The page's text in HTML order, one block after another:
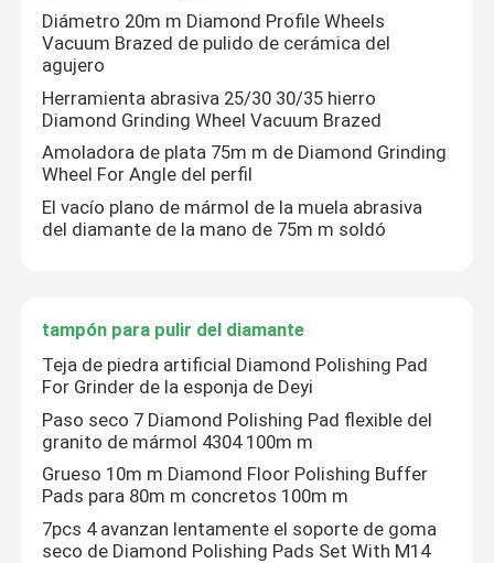
Diámetro 20m m Diamond Profile Wheels
Vacuum Brazed de pulido de cerámica del
agujero
Herramienta abrasiva 25/30 30/35 hierro
Diamond Grinding Wheel Vacuum Brazed
Amoladora de plata 75m m de Diamond Grinding
Wheel For Angle del perfil
El vacío plano de mármol de la muela abrasiva
del diamante de la mano de 75m m soldó
tampón para pulir del diamante
Teja de piedra artificial Diamond Polishing Pad
For Grinder de la esponja de Deyi
Paso seco 7 Diamond Polishing Pad flexible del
granito de mármol 4304 100m m
Grueso 10m m Diamond Floor Polishing Buffer
Pads para 80m m concretos 100m m
7pcs 4 avanzan lentamente el soporte de goma
seco de Diamond Polishing Pads Set With M14